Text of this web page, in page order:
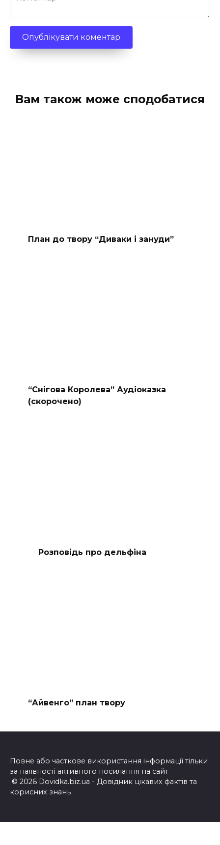
Вам також може сподобатися
План до твору “Диваки і зануди”
“Снігова Королева” Аудіоказка
(скорочено)
Розповідь про дельфіна
“Айвенго” план твору
Повне або часткове використання інформації тільки
за наявності активного посилання на сайт
© 2026 Dovidka.biz.ua - Довідник цікавих фактів та
корисних знань